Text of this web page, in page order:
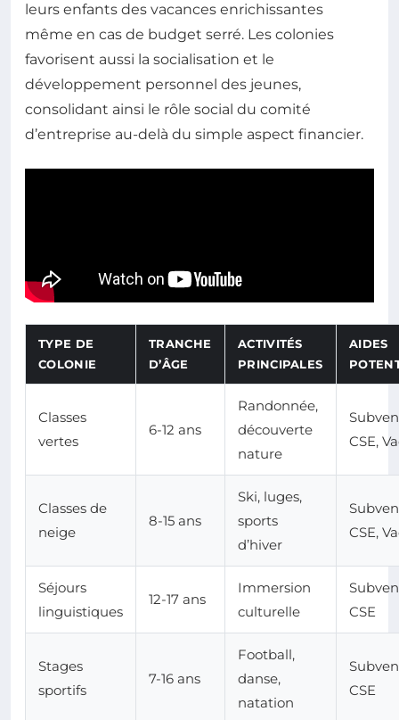
leurs enfants des vacances enrichissantes
même en cas de budget serré. Les colonies
favorisent aussi la socialisation et le
développement personnel des jeunes,
consolidant ainsi le rôle social du comité
d’entreprise au-delà du simple aspect financier.
TYPE DE
COLONIE
TRANCHE
D’ÂGE
ACTIVITÉS
PRINCIPALES
AIDES
Classes
vertes
6-12 ans
Randonnée,
découverte
nature
CSE,
Classes de
neige
8-15 ans
Ski, luges,
sports
d’hiver
CSE,
Séjours
linguistiques
12-17 ans
Immersion
culturelle
CSE
Stages
sportifs
7-16 ans
Football,
danse,
natation
CSE